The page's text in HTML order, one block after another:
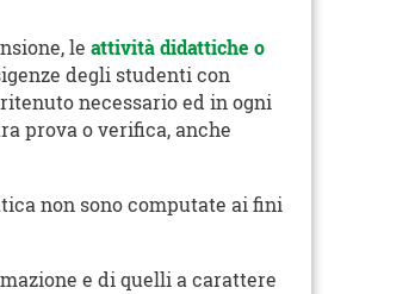
le attività didattiche o
degli studenti con
necessario ed in ogni
prova o verifica, anche
non sono computate ai fini
e di quelli a carattere